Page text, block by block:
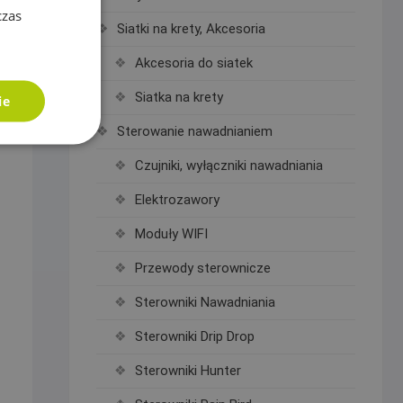
Siatki na krety, Akcesoria
Akcesoria do siatek
Siatka na krety
Sterowanie nawadnianiem
Czujniki, wyłączniki nawadniania
Elektrozawory
Moduły WIFI
Przewody sterownicze
Sterowniki Nawadniania
Sterowniki Drip Drop
Sterowniki Hunter